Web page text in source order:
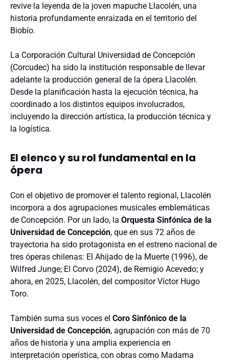
revive la leyenda de la joven mapuche Llacolén, una
historia profundamente enraizada en el territorio del
Biobío.
La Corporación Cultural Universidad de Concepción
(Corcudec) ha sido la institución responsable de llevar
adelante la producción general de la ópera Llacolén.
Desde la planificación hasta la ejecución técnica, ha
coordinado a los distintos equipos involucrados,
incluyendo la dirección artística, la producción técnica y
la logística.
El elenco y su rol fundamental en la
ópera
Con el objetivo de promover el talento regional, Llacolén
incorpora a dos agrupaciones musicales emblemáticas
de Concepción. Por un lado, la Orquesta Sinfónica de la
Universidad de Concepción, que en sus 72 años de
trayectoria ha sido protagonista en el estreno nacional de
tres óperas chilenas: El Ahijado de la Muerte (1996), de
Wilfred Junge; El Corvo (2024), de Remigio Acevedo; y
ahora, en 2025, Llacolén, del compositor Víctor Hugo
Toro.
También suma sus voces el Coro Sinfónico de la
Universidad de Concepción, agrupación con más de 70
años de historia y una amplia experiencia en
interpretación operística, con obras como Madama